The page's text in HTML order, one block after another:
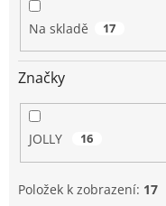
Na skladě 17
Značky
JOLLY 16
Položek k zobrazení: 17